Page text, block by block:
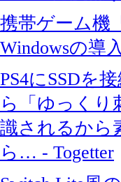
携帯ゲーム機
Windowsの導
PS4にSSDを
ら「ゆっくり
識されるから
ら… - Togetter